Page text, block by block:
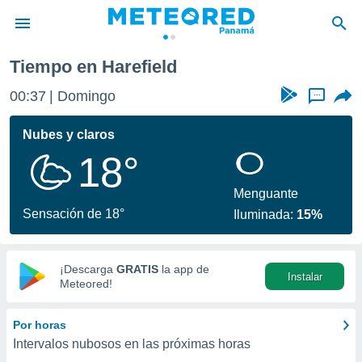
de
ha
calidad.
a este
las
y
digital
basada
Tiempo en Harefield
00:37 Domingo ...
Nubes y claros
18°
Sensación de 18°
Menguante
Iluminada: 15%
¡Descarga GRATIS la app de
Meteored!
Instalar
Por horas
Intervalos nubosos en las próximas horas